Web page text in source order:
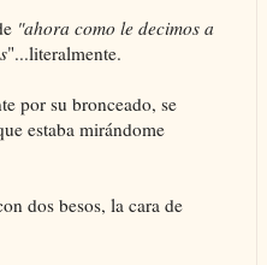
"ahora como le decimos a
"...literalmente.
por su bronceado, se
estaba mirándome
dos besos, la cara de